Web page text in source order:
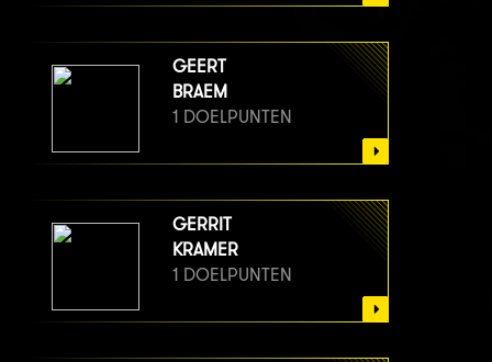
GEERT
BRAEM
1 DOELPUNTEN
GERRIT
KRAMER
1 DOELPUNTEN